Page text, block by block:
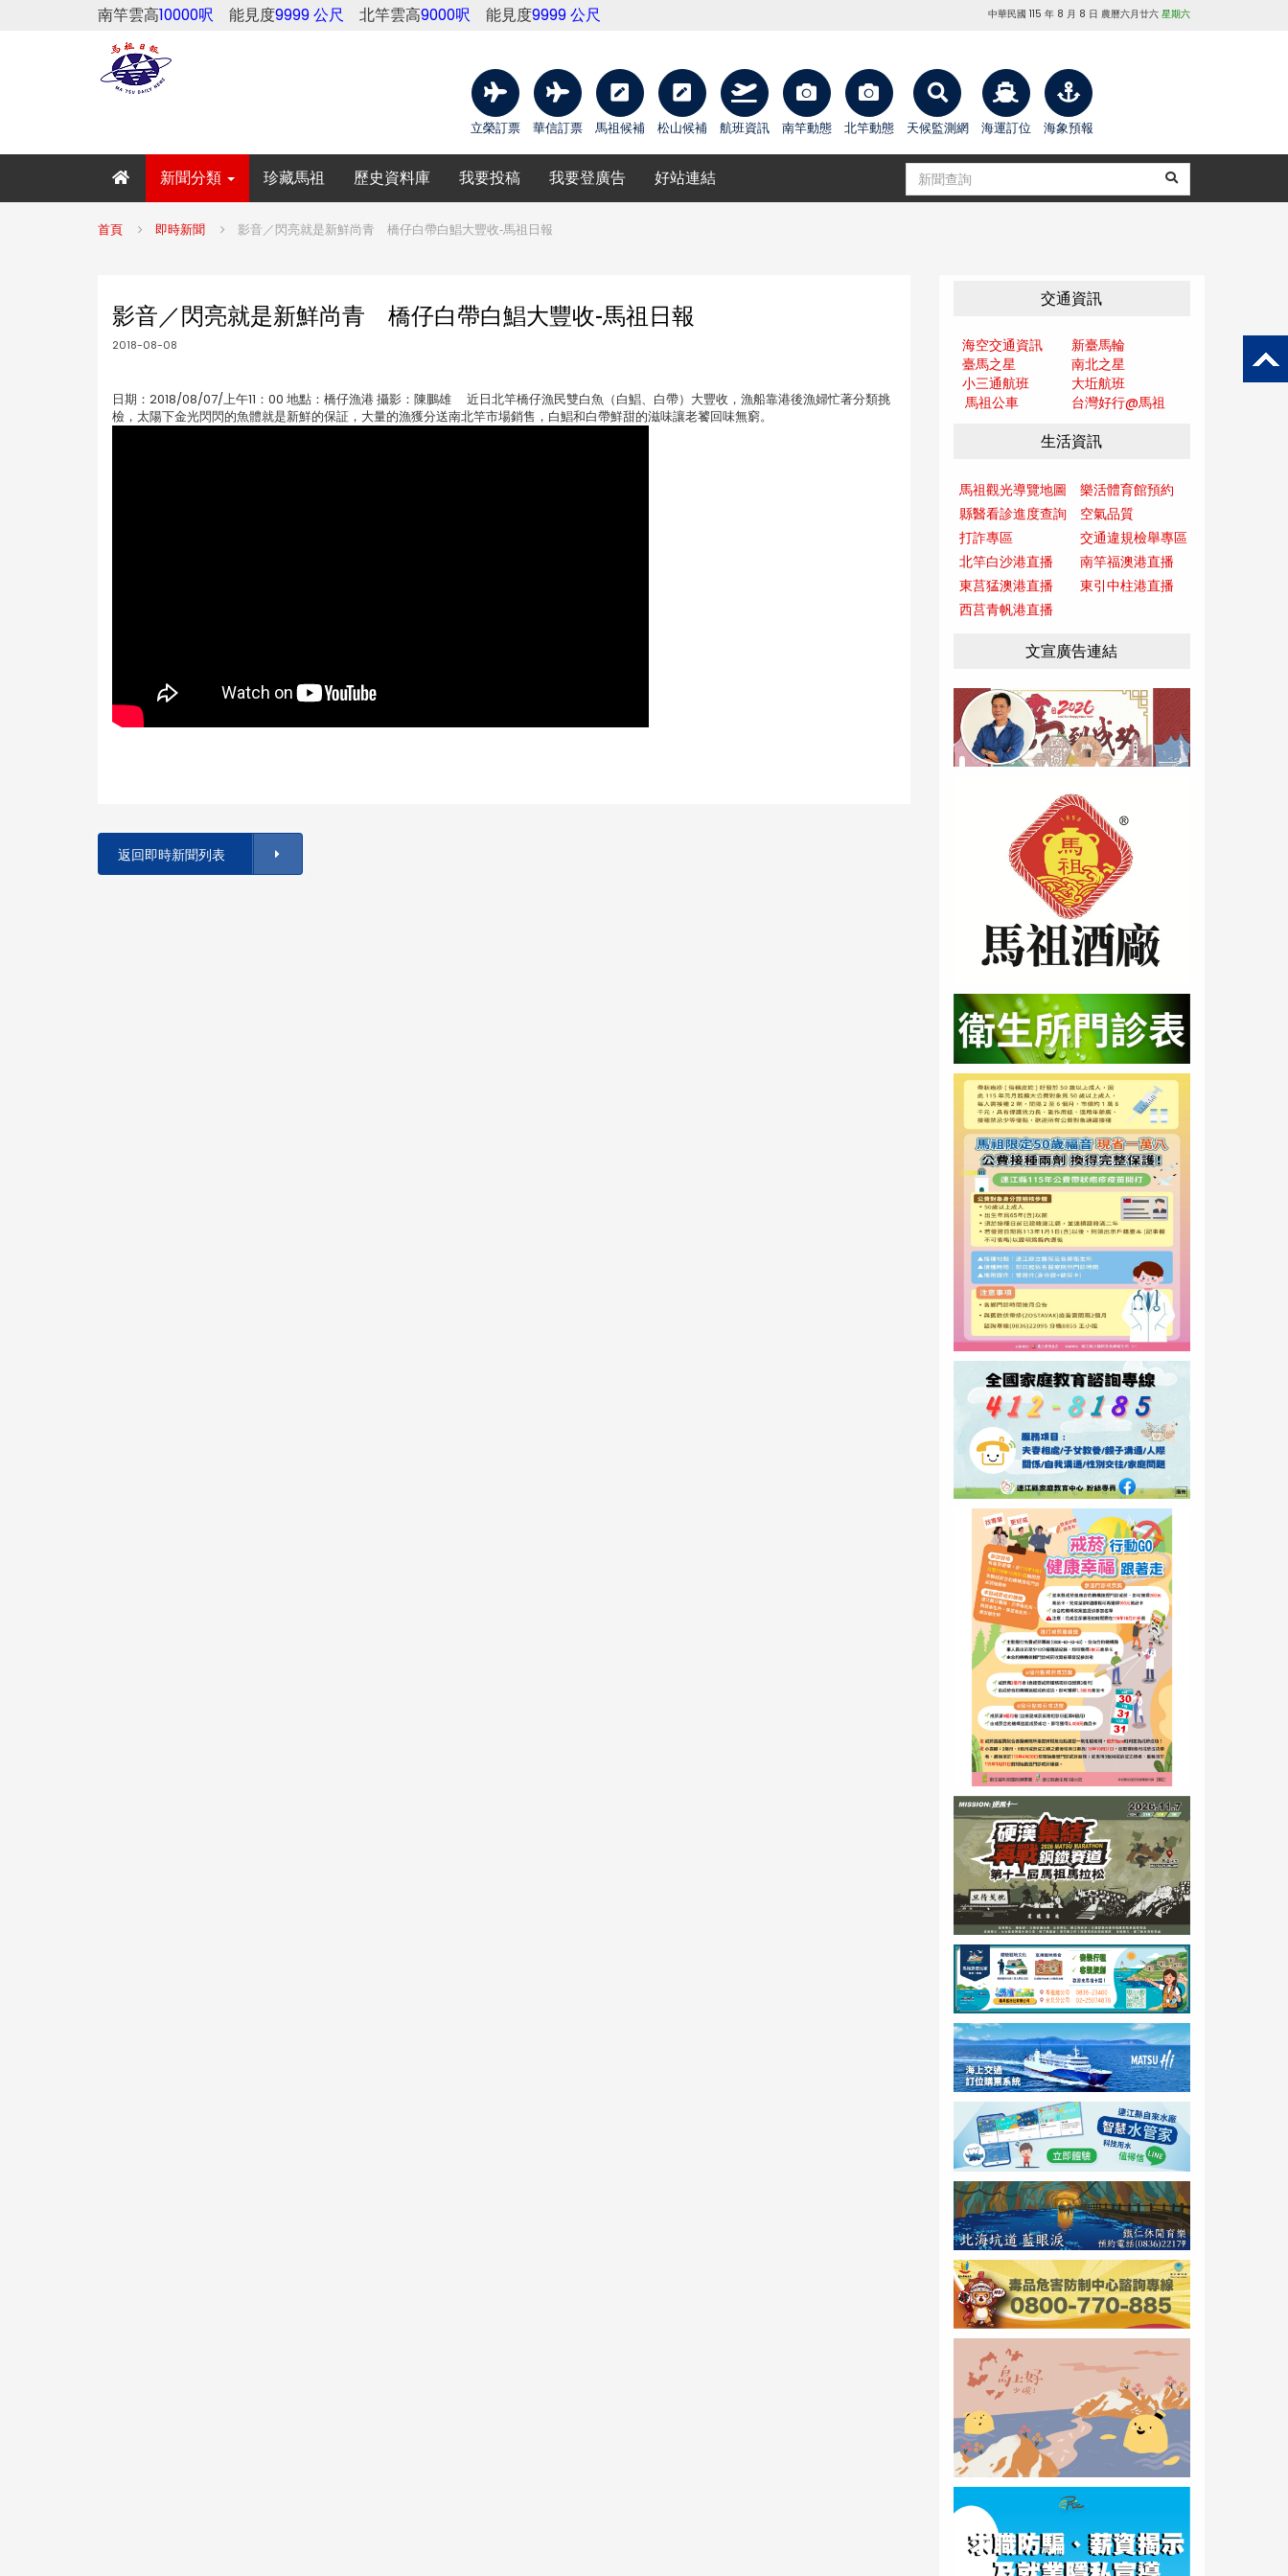
南竿雲高10000呎 能見度9999 公尺 北竿雲高9000呎 能見度9999 公尺 中華民國 115 年 8 月 8 日 農曆六月廿六 星期六
立榮訂票 華信訂票 馬祖候補 松山候補 航班資訊 南竿動態 北竿動態 天候監測網 海運訂位 海象預報
新聞分類 珍藏馬祖 歷史資料庫 我要投稿 我要登廣告 好站連結
首頁 即時新聞 影音／閃亮就是新鮮尚青 橋仔白帶白鯧大豐收-馬祖日報
影音／閃亮就是新鮮尚青 橋仔白帶白鯧大豐收-馬祖日報
2018-08-08
日期：2018/08/07/上午11：00 地點：橋仔漁港 攝影：陳鵬雄 近日北竿橋仔漁民雙白魚（白鯧、白帶）大豐收，漁船靠港後漁婦忙著分類挑
檢，太陽下金光閃閃的魚體就是新鮮的保証，大量的漁獲分送南北竿市場銷售，白鯧和白帶鮮甜的滋味讓老饕回味無窮。
返回即時新聞列表
交通資訊
海空交通資訊
新臺馬輪
臺馬之星
南北之星
小三通航班
大坵航班
馬祖公車
台灣好行@馬祖
生活資訊
馬祖觀光導覽地圖
樂活體育館預約
縣醫看診進度查詢
空氣品質
打詐專區
交通違規檢舉專區
北竿白沙港直播
南竿福澳港直播
東莒猛澳港直播
東引中柱港直播
西莒青帆港直播
文宣廣告連結